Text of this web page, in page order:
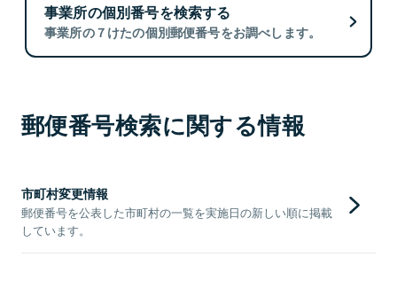
事業所の個別番号を検索する
事業所の７けたの個別郵便番号をお調べします。
郵便番号検索に関する情報
市町村変更情報
郵便番号を公表した市町村の一覧を実施日の新しい順に掲載
しています。